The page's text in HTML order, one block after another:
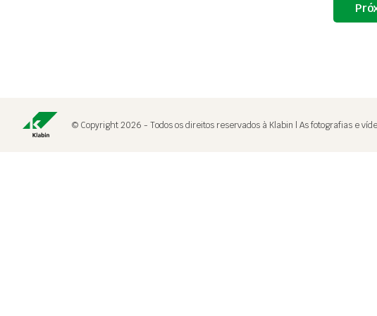
© Copyright 2026 - Todos os direitos reservados à Klabin | As fotografias e